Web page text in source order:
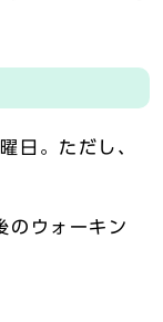
日。ただし、
ウォーキン